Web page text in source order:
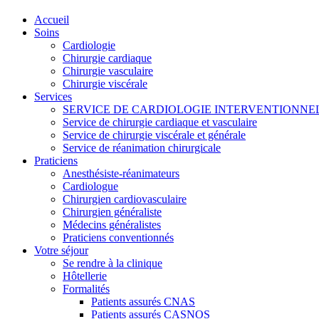
Accueil
Soins
Cardiologie
Chirurgie cardiaque
Chirurgie vasculaire
Chirurgie viscérale
Services
SERVICE DE CARDIOLOGIE
Service de chirurgie cardiaque et vasculaire
Service de chirurgie viscérale et générale
Service de réanimation chirurgicale
Praticiens
Anesthésiste-réanimateurs
Cardiologue
Chirurgien cardiovasculaire
Chirurgien généraliste
Médecins généralistes
Praticiens conventionnés
Votre séjour
Se rendre à la clinique
Hôtellerie
Formalités
Patients assurés CNAS
Patients assurés CASNOS